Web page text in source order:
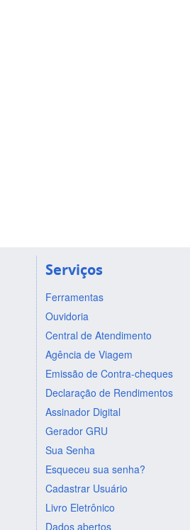
Serviços
Ferramentas
Ouvidoria
Central de Atendimento
Agência de Viagem
Emissão de Contra-cheques
Declaração de Rendimentos
Assinador Digital
Gerador GRU
Sua Senha
Esqueceu sua senha?
Cadastrar Usuário
Livro Eletrônico
Dados abertos